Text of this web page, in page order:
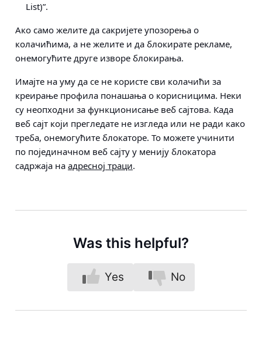
List)”.
Ако само желите да сакријете упозорења о
колачићима, а не желите и да блокирате рекламе,
онемогућите друге изворе блокирања.
Имајте на уму да се не користе сви колачићи за
креирање профила понашања о корисницима. Неки
су неопходни за функционисање веб сајтова. Када
веб сајт који прегледате не изгледа или не ради како
треба, онемогућите блокаторе. То можете учинити
по појединачном веб сајту у менију блокатора
садржаја на адресној траци.
Was this helpful?
Yes No